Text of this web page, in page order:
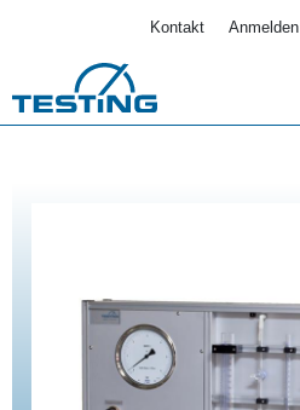
Kontakt Anmelden